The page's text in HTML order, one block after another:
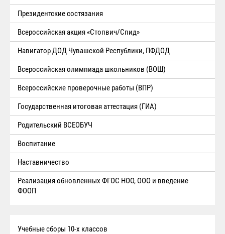
Президентские состязания
Всероссийская акция «Стопвич/Спид»
Навигатор ДОД Чувашской Республики, ПФДОД
Всероссийская олимпиада школьников (ВОШ)
Всероссийские проверочные работы (ВПР)
Государственная итоговая аттестация (ГИА)
Родительский ВСЕОБУЧ
Воспитание
Наставничество
Реализация обновленных ФГОС НОО, ООО и введение
ФООП
Учебные сборы 10-х классов